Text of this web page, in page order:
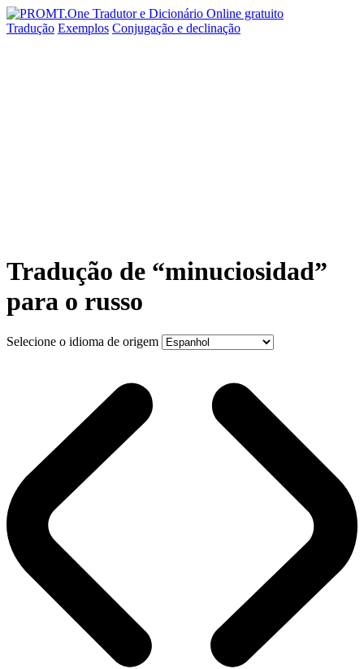
Tradução Exemplos Conjugação e declinação
Tradução de “minuciosidad”
para o russo
Selecione o idioma de origem